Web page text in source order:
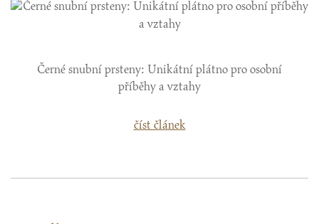
Černé snubní prsteny: Unikátní plátno pro osobní
příběhy a vztahy
číst článek